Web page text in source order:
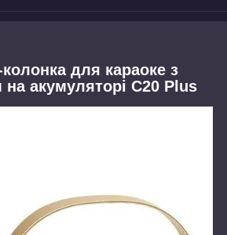
для караоке з
акумуляторі C20 Plus